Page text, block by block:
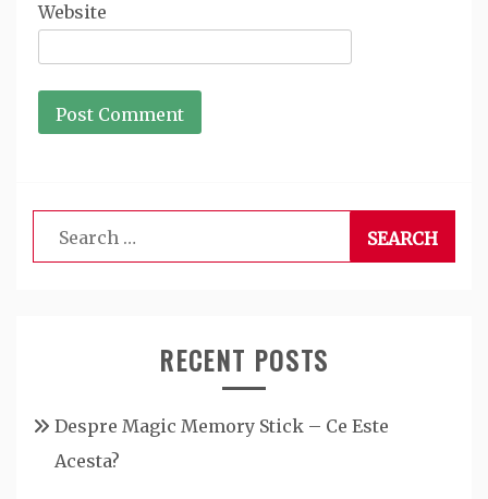
Website
Search
for:
RECENT POSTS
Despre Magic Memory Stick – Ce Este
Acesta?